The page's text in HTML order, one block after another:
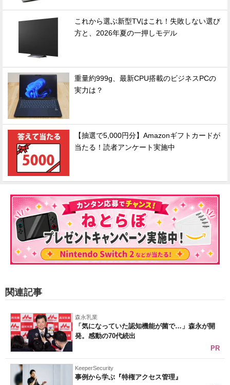
これから選ぶ新型TVはこれ！失敗しない選び
方と、2026年夏の一押しモデル
重量約999g、最新CPU搭載のビジネスPCの
実力は？
【抽選で5,000円分】Amazonギフトカードが
当たる！読者アンケート実施中
関連記事
森永乳業
「気になっていた認知機能が菌で…」森永が開
発。感動の70代続出
PR
KeeperSecurity
事例から学ぶ『特権アクセス管理』